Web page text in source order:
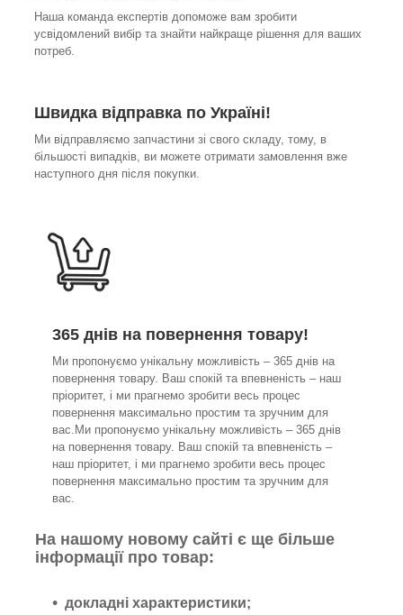
Наша команда експертів допоможе вам зробити
усвідомлений вибір та знайти найкраще рішення для ваших
потреб.
Швидка відправка по Україні!
Ми відправляємо запчастини зі свого складу, тому, в
більшості випадків, ви можете отримати замовлення вже
наступного дня після покупки.
365 днів на повернення товару!
Ми пропонуємо унікальну можливість – 365 днів на
повернення товару. Ваш спокій та впевненість – наш
пріоритет, і ми прагнемо зробити весь процес
повернення максимально простим та зручним для
вас.Ми пропонуємо унікальну можливість – 365 днів
на повернення товару. Ваш спокій та впевненість –
наш пріоритет, і ми прагнемо зробити весь процес
повернення максимально простим та зручним для
вас.
На нашому новому сайті є ще більше
інформації про товар:
докладні характеристики;